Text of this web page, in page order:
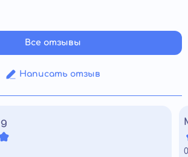
Написать отзыв
Все отзывы